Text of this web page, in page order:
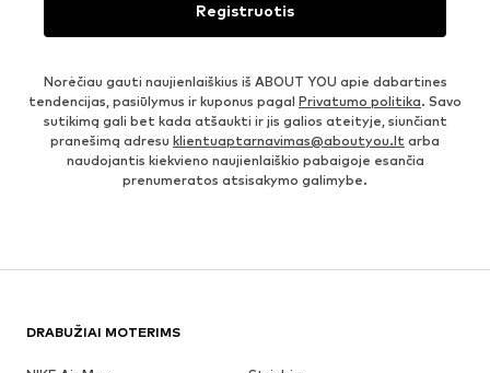
Registruotis
Norėčiau gauti naujienlaiškius iš ABOUT YOU apie dabartines
tendencijas, pasiūlymus ir kuponus pagal Privatumo politika. Savo
sutikimą gali bet kada atšaukti ir jis galios ateityje, siunčiant
pranešimą adresu klientuaptarnavimas@aboutyou.lt arba
naudojantis kiekvieno naujienlaiškio pabaigoje esančia
prenumeratos atsisakymo galimybe.
DRABUŽIAI MOTERIMS